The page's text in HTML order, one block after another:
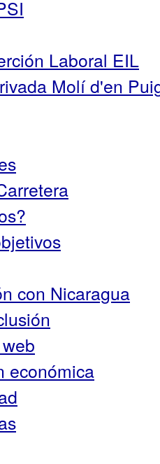
Laboral EIL
Molí d'en
con Nicaragua
económica